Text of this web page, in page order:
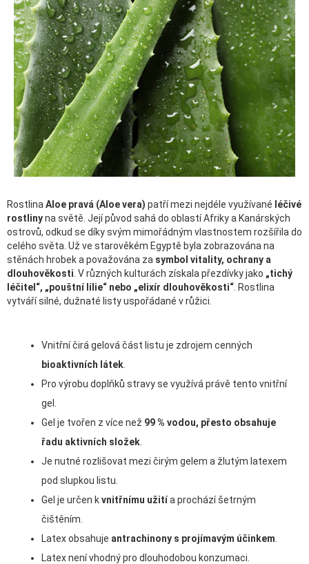
Rostlina Aloe pravá (Aloe vera) patří mezi nejdéle využívané léčivé
rostlinyna světě. Její původ sahá do oblastí Afriky a Kanárských
ostrovů, odkud se díky svým mimořádným vlastnostem rozšířila do
celého světa. Už ve starověkém Egyptě byla zobrazována na
stěnách hrobek a považována za symbol vitality, ochrany a
dlouhověkosti . V různých kulturách získala přezdívky jako „tichý
léčitel“, „pouštní lilie“ nebo „elixír dlouhověkosti“ . Rostlina
vytváří silné, dužnaté listy uspořádané v růžici.
Vnitřní čirá gelová část listu je zdrojem cenných
bioaktivních látek
Pro výrobu doplňků stravy se využívá právě tento vnitřní
gel.
Gel je tvořen z více než 99 % vodou, přesto obsahuje
řadu aktivních složek
Je nutné rozlišovat mezi čirým gelem a žlutým latexem
pod slupkou listu.
Gel je určen kvnitřnímu užitía prochází šetrným
čištěním.
Latex obsahuje antrachinony s projímavým účinkem
Latex není vhodný pro dlouhodobou konzumaci.